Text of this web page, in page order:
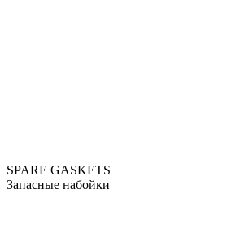
SPARE GASKETS
Запасные набойки